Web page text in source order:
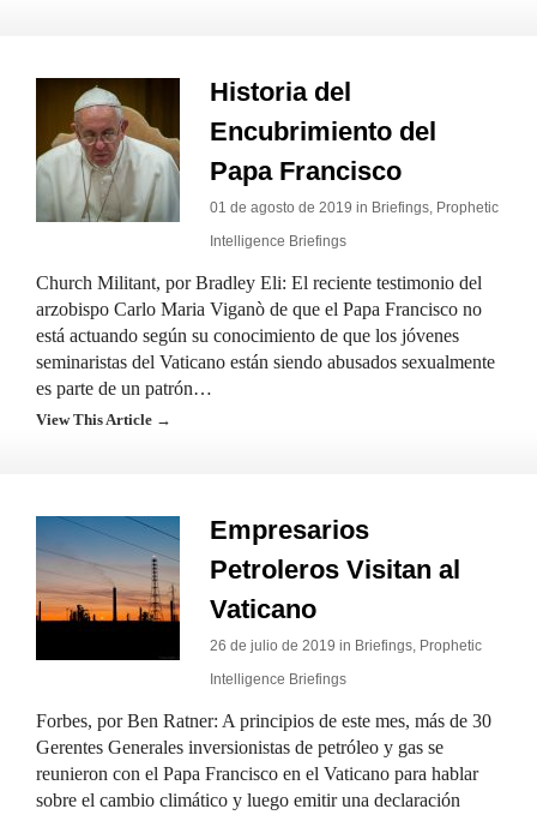
Historia del
Encubrimiento del
Papa Francisco
01 de agosto de 2019 in Briefings, Prophetic
Intelligence Briefings
Church Militant, por Bradley Eli: El reciente testimonio del
arzobispo Carlo Maria Viganò de que el Papa Francisco no
está actuando según su conocimiento de que los jóvenes
seminaristas del Vaticano están siendo abusados sexualmente
es parte de un patrón…
View This Article →
Empresarios
Petroleros Visitan al
Vaticano
26 de julio de 2019 in Briefings, Prophetic
Intelligence Briefings
Forbes, por Ben Ratner: A principios de este mes, más de 30
Gerentes Generales inversionistas de petróleo y gas se
reunieron con el Papa Francisco en el Vaticano para hablar
sobre el cambio climático y luego emitir una declaración